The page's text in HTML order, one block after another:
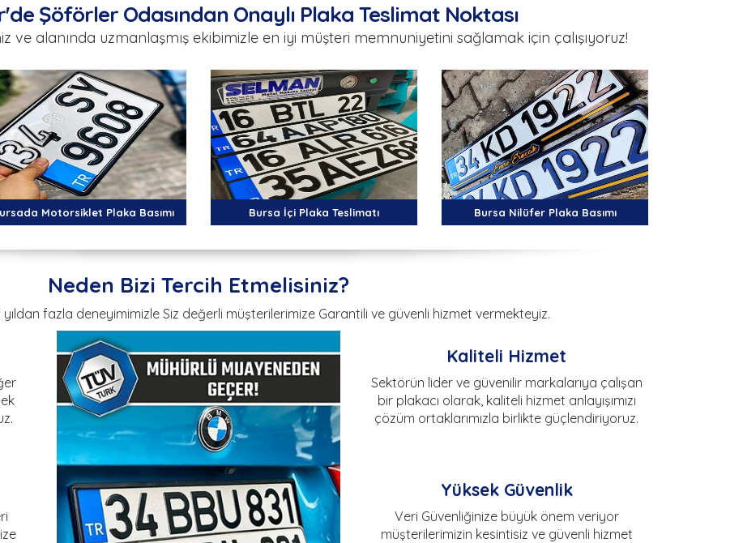
Şöförler Odasından Onaylı Plaka Teslimat Noktası
ve alanında uzmanlaşmış ekibimizle en iyi müşteri memnuniyetini sağlamak için çalışıyoruz!
Motorsiklet Plaka Basımı Bursa İçi Plaka Teslimatı Bursa Nilüfer Plaka Basımı
Neden Bizi Tercih Etmelisiniz?
yıldan fazla deneyimimizle Siz değerli müşterilerimize Garantili ve güvenli hizmet vermekteyiz.
Kaliteli Hizmet
Sektörün lider ve güvenilir markalarıya çalışan
bir plakacı olarak, kaliteli hizmet anlayışımızı
çözüm ortaklarımızla birlikte güçlendiriyoruz.
Yüksek Güvenlik
Veri Güvenliğinize büyük önem veriyor
müşterilerimizin kesintisiz ve güvenli hizmet